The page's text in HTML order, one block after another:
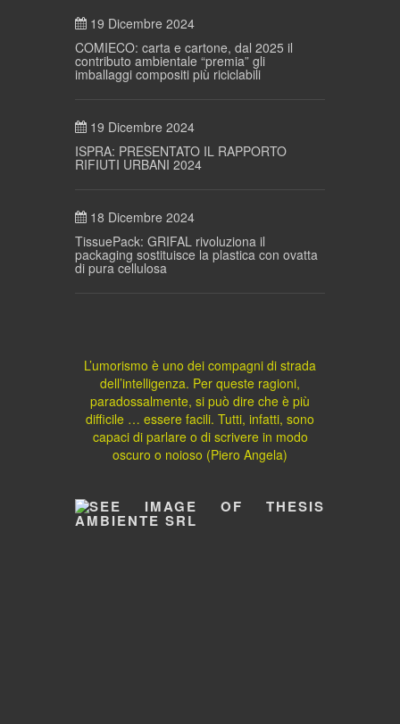
19 Dicembre 2024
COMIECO: carta e cartone, dal 2025 il
contributo ambientale “premia” gli
imballaggi compositi più riciclabili
19 Dicembre 2024
ISPRA: PRESENTATO IL RAPPORTO
RIFIUTI URBANI 2024
18 Dicembre 2024
TissuePack: GRIFAL rivoluziona il
packaging sostituisce la plastica con ovatta
di pura cellulosa
L’umorismo è uno dei compagni di strada
dell’intelligenza. Per queste ragioni,
paradossalmente, si può dire che è più
difficile … essere facili. Tutti, infatti, sono
capaci di parlare o di scrivere in modo
oscuro o noioso (Piero Angela)